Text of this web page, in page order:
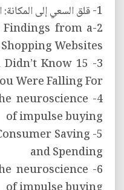
1- قلق السعي إلى المكانة: الشعور بالرضا أو المهانة
Findings from a
Websites
Didn’t Know
Were Falling For
neuroscience
of impulse buying
Saving
and Spending
neuroscience